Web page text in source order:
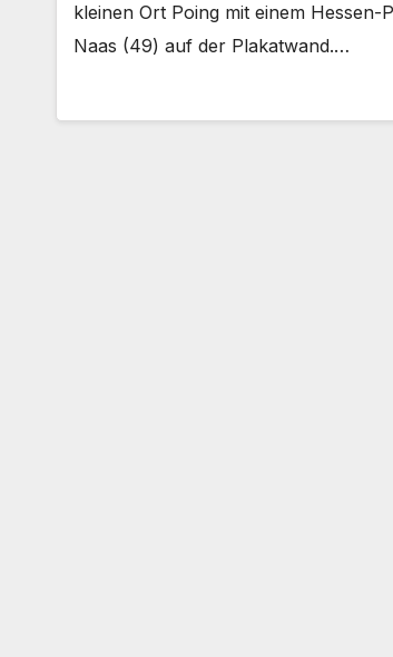
kleinen Ort Poing mit einem
Naas (49) auf der Plakatwand.…